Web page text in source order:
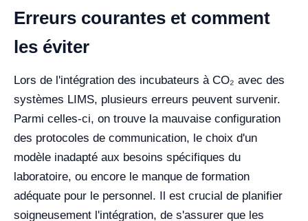
Erreurs courantes et comment
les éviter
Lors de l'intégration des incubateurs à CO₂ avec des
systèmes LIMS, plusieurs erreurs peuvent survenir.
Parmi celles-ci, on trouve la mauvaise configuration
des protocoles de communication, le choix d'un
modèle inadapté aux besoins spécifiques du
laboratoire, ou encore le manque de formation
adéquate pour le personnel. Il est crucial de planifier
soigneusement l'intégration, de s'assurer que les